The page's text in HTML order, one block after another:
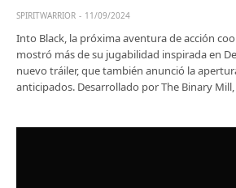
SPIRITWARRIOR 11/09/2024
Into Black, la próxima aventura de acción
mostró más de su jugabilidad inspirada en
nuevo tráiler, que también anunció la
anticipados. Desarrollado por The Binary